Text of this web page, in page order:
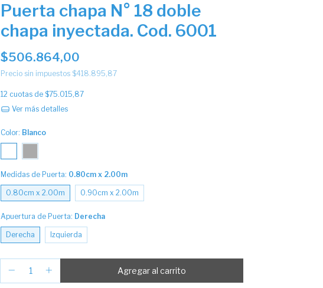
Puerta chapa N° 18 doble
chapa inyectada. Cod. 6001
$506.864,00
Precio sin impuestos $418.895,87
12 cuotas de $75.015,87
Ver más detalles
Color: Blanco
Medidas de Puerta: 0.80cm x 2.00m
0.80cm x 2.00m 0.90cm x 2.00m
Apuertura de Puerta: Derecha
Derecha Izquierda